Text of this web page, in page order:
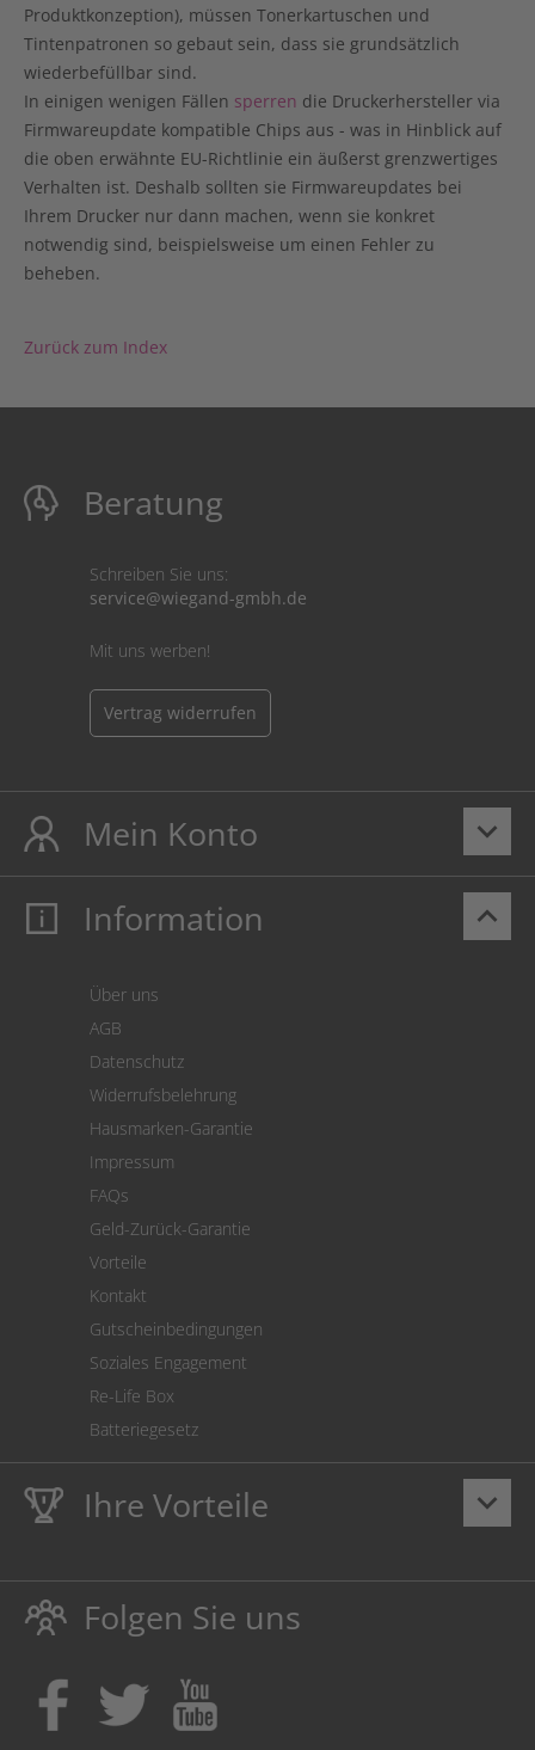
Produktkonzeption), müssen Tonerkartuschen und
Tintenpatronen so gebaut sein, dass sie grundsätzlich
wiederbefüllbar sind.
In einigen wenigen Fällen sperren die Druckerhersteller via
Firmwareupdate kompatible Chips aus - was in Hinblick auf
die oben erwähnte EU-Richtlinie ein äußerst grenzwertiges
Verhalten ist. Deshalb sollten sie Firmwareupdates bei
Ihrem Drucker nur dann machen, wenn sie konkret
notwendig sind, beispielsweise um einen Fehler zu
beheben.
Zurück zum Index
Beratung
Schreiben Sie uns:
service@wiegand-gmbh.de
Mit uns werben!
Vertrag widerrufen
keyboard_arrow_down
Mein Konto
Mein Konto
Cookie Einstellungen
keyboard_arrow_up
Information
Über uns
AGB
Datenschutz
Widerrufsbelehrung
Hausmarken-Garantie
Impressum
FAQs
Geld-Zurück-Garantie
Vorteile
Kontakt
Gutscheinbedingungen
Soziales Engagement
Re-Life Box
Batteriegesetz
keyboard_arrow_down
Ihre Vorteile
LebenslangeHausmarke Garantieauf Toner und Tinte
schützt auch Ihren Drucker.
Umweltfreundlich dadurch Abfallvermeidung.
Kaufen Sie Tinte & Toner ruhig da, wo Ihre Kinder einen
Ausbildungsplatz bekommen!
Folgen Sie uns